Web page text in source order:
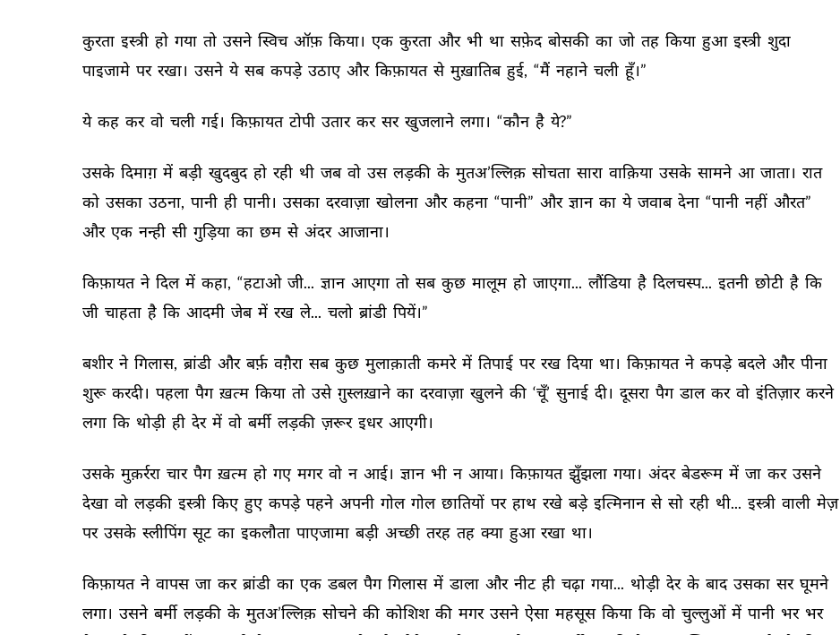
कुरता इस्त्री हो गया तो उसने स्विच ऑफ़ किया। एक कुरता और भी था सफ़ेद बोसकी का जो तह किया हुआ इस्त्री शुदा
पाइजामे पर रखा। उसने ये सब कपड़े उठाए और किफ़ायत से मुख़ातिब हुई, “मैं नहाने चली हूँ।”
ये कह कर वो चली गई। किफ़ायत टोपी उतार कर सर खुजलाने लगा। “कौन है ये?”
उसके दिमाग़ में बड़ी खुदबुद हो रही थी जब वो उस लड़की के मुतअ’ल्लिक़ सोचता सारा वाक़िया उसके सामने आ जाता। रात
को उसका उठना, पानी ही पानी। उसका दरवाज़ा खोलना और कहना “पानी” और ज्ञान का ये जवाब देना “पानी नहीं औरत”
और एक नन्ही सी गुड़िया का छम से अंदर आजाना।
किफ़ायत ने दिल में कहा, “हटाओ जी... ज्ञान आएगा तो सब कुछ मालूम हो जाएगा... लौंडिया है दिलचस्प... इतनी छोटी है कि
जी चाहता है कि आदमी जेब में रख ले... चलो ब्रांडी पियें।”
बशीर ने गिलास, ब्रांडी और बर्फ़ वग़ैरा सब कुछ मुलाक़ाती कमरे में तिपाई पर रख दिया था। किफ़ायत ने कपड़े बदले और पीना
शुरू करदी। पहला पैग ख़त्म किया तो उसे ग़ुस्लख़ाने का दरवाज़ा खुलने की ‘चूँ’ सुनाई दी। दूसरा पैग डाल कर वो इंतिज़ार करने
लगा कि थोड़ी ही देर में वो बर्मी लड़की ज़रूर इधर आएगी।
उसके मुक़र्ररा चार पैग ख़त्म हो गए मगर वो न आई। ज्ञान भी न आया। किफ़ायत झुँझला गया। अंदर बेडरूम में जा कर उसने
देखा वो लड़की इस्त्री किए हुए कपड़े पहने अपनी गोल गोल छातियों पर हाथ रखे बड़े इत्मिनान से सो रही थी... इस्त्री वाली मेज़
पर उसके स्लीपिंग सूट का इकलौता पाएजामा बड़ी अच्छी तरह तह क्या हुआ रखा था।
किफ़ायत ने वापस जा कर ब्रांडी का एक डबल पैग गिलास में डाला और नीट ही चढ़ा गया... थोड़ी देर के बाद उसका सर घूमने
लगा। उसने बर्मी लड़की के मुतअ’ल्लिक़ सोचने की कोशिश की मगर उसने ऐसा महसूस किया कि वो चुल्लुओं में पानी भर भर